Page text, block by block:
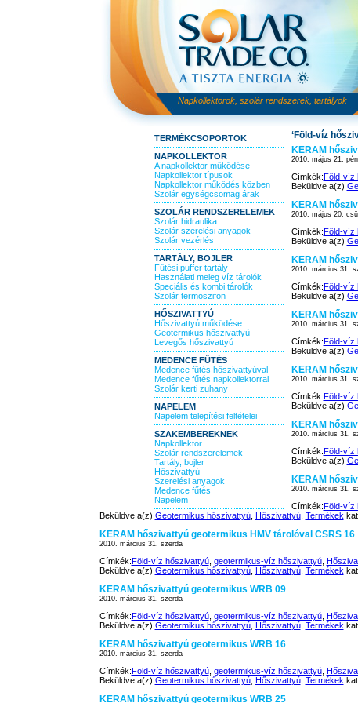
Napkollektorok, szolár rendszerek, tartályok
TERMÉKCSOPORTOK
NAPKOLLEKTOR
A napkollektor működése
Napkollektor típusok
Napkollektor működés közben
Szolár egységcsomag árak
SZOLÁR RENDSZERELEMEK
Szolár hidraulika
Szolár szerelési anyagok
Szolár vezérlés
TARTÁLY, BOJLER
Fűtési puffer tartály
Használati meleg víz tárolók
Speciális és kombi tárolók
Szolár termoszifon
HŐSZIVATTYÚ
Hőszivattyú működése
Geotermikus hőszivattyú
Levegős hőszivattyú
MEDENCE FŰTÉS
Medence fűtés hőszivattyúval
Medence fűtés napkollektorral
Szolár kerti zuhany
NAPELEM
Napelem telepítési feltételei
SZAKEMBEREKNEK
Napkollektor
Szolár rendszerelemek
Tartály, bojler
Hőszivattyú
Szerelési anyagok
Medence fűtés
Napelem
‘Föld-víz
KERAM
2010. május 21.
Címkék:Föld-víz
Beküldve a(z)
KERAM
2010. május 20.
Címkék:Föld-víz
Beküldve a(z)
KERAM
2010. március 31.
Címkék:Föld-víz
Beküldve a(z)
KERAM
2010. március 31.
Címkék:Föld-víz
Beküldve a(z)
KERAM
2010. március 31.
Címkék:Föld-víz
Beküldve a(z)
KERAM
2010. március 31.
Címkék:Föld-víz
Beküldve a(z)
KERAM
2010. március 31.
Címkék:Föld-víz
Beküldve a(z) Geotermikus hőszivattyú, Hőszivattyú, Termékek
KERAM hőszivattyú geotermikus HMV tárolóval CSRS 16
2010. március 31. szerda
Címkék:Föld-víz hőszivattyú, geotermikus-víz hőszivattyú,
Beküldve a(z) Geotermikus hőszivattyú, Hőszivattyú, Termékek
KERAM hőszivattyú geotermikus WRB 09
2010. március 31. szerda
Címkék:Föld-víz hőszivattyú, geotermikus-víz hőszivattyú,
Beküldve a(z) Geotermikus hőszivattyú, Hőszivattyú, Termékek
KERAM hőszivattyú geotermikus WRB 16
2010. március 31. szerda
Címkék:Föld-víz hőszivattyú, geotermikus-víz hőszivattyú,
Beküldve a(z) Geotermikus hőszivattyú, Hőszivattyú, Termékek
KERAM hőszivattyú geotermikus WRB 25